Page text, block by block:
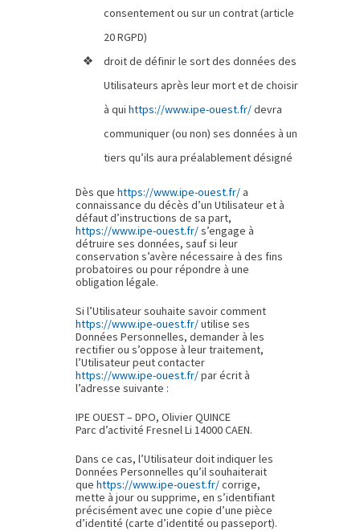
consentement ou sur un contrat (article
20 RGPD)
droit de définir le sort des données des
Utilisateurs après leur mort et de choisir
à qui https://www.ipe-ouest.fr/devra
communiquer (ou non) ses données à un
tiers qu’ils aura préalablement désigné
Dès que https://www.ipe-ouest.fr/ a
connaissance du décès d’un Utilisateur et à
défaut d’instructions de sa part,
https://www.ipe-ouest.fr/s’engage à
détruire ses données, sauf si leur
conservation s’avère nécessaire à des fins
probatoires ou pour répondre à une
obligation légale.
Si l’Utilisateur souhaite savoir comment
https://www.ipe-ouest.fr/utilise ses
Données Personnelles, demander à les
rectifier ou s’oppose à leur traitement,
l’Utilisateur peut contacter
https://www.ipe-ouest.fr/par écrit à
l’adresse suivante :
IPE OUEST – DPO, Olivier QUINCE
Parc d’activité Fresnel Li 14000 CAEN.
Dans ce cas, l’Utilisateur doit indiquer les
Données Personnelles qu’il souhaiterait
que https://www.ipe-ouest.fr/corrige,
mette à jour ou supprime, en s’identifiant
précisément avec une copie d’une pièce
d’identité (carte d’identité ou passeport).